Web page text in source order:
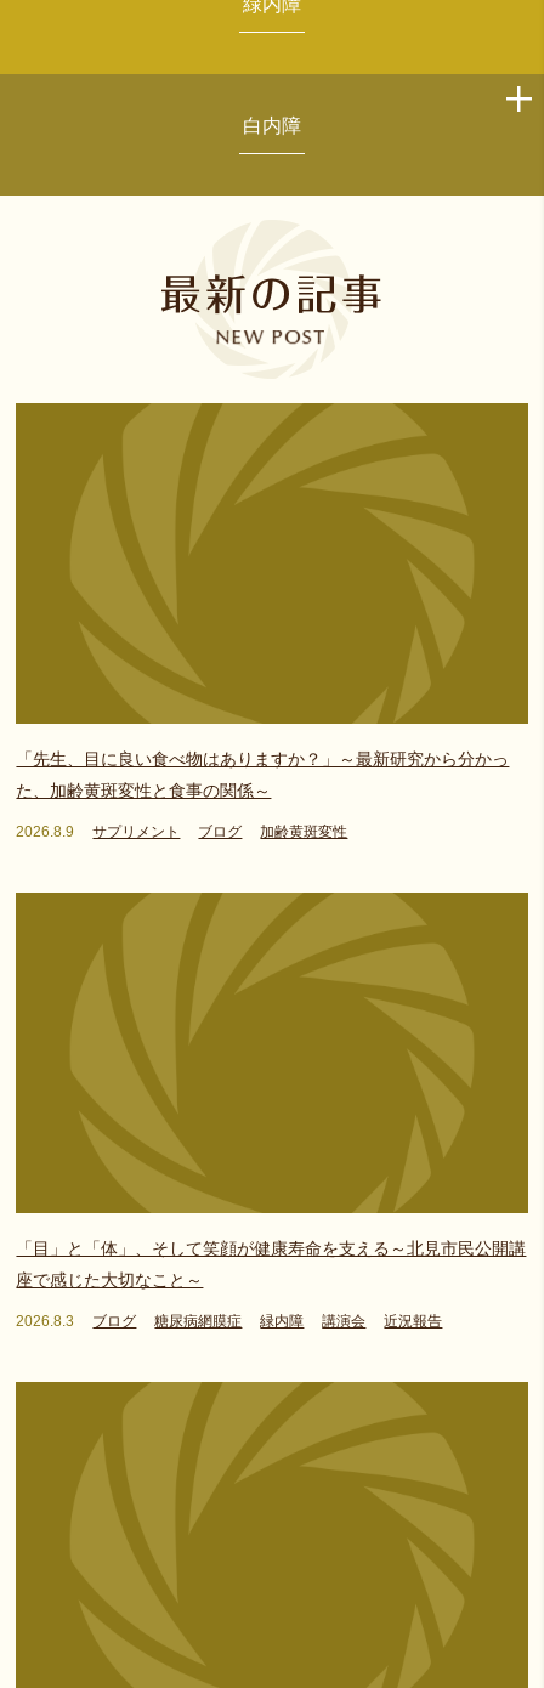
緑内障
白内障
「先生、目に良い食べ物はありますか？」～最新研究から分かっ
た、加齢黄斑変性と食事の関係～
2026.8.9 サプリメント ブログ 加齢黄斑変性
「目」と「体」、そして笑顔が健康寿命を支える～北見市民公開講
座で感じた大切なこと～
2026.8.3 ブログ 糖尿病網膜症 緑内障 講演会 近況報告